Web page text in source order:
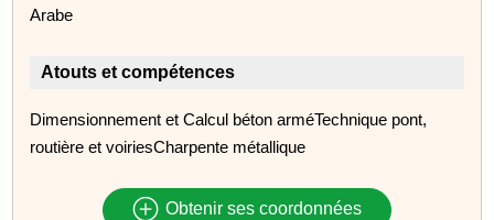
Arabe
Atouts et compétences
Dimensionnement et Calcul béton arméTechnique pont,
routière et voiriesCharpente métallique
Obtenir ses coordonnées